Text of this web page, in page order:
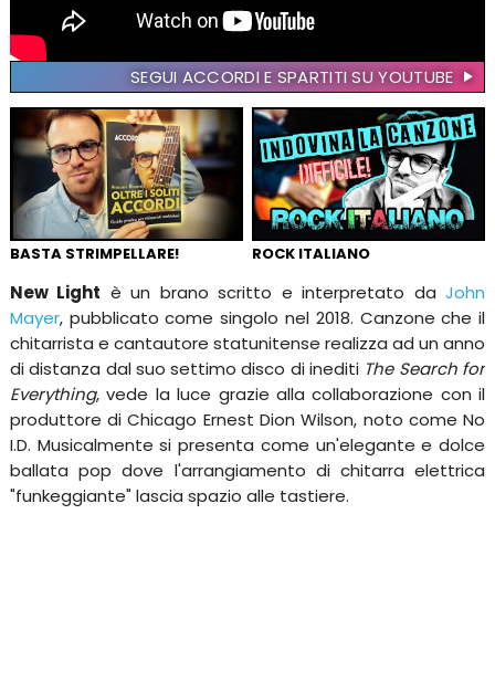
SEGUI ACCORDI E SPARTITI SU YOUTUBE
BASTA STRIMPELLARE! ROCK ITALIANO
New Light è un brano scritto e interpretato daJohn
Mayer, pubblicato come singolo nel 2018. Canzone che il
chitarrista e cantautore statunitense realizza ad un anno
di distanza dal suo settimo disco di inediti The Search for
Everything, vede la luce grazie alla collaborazione con il
produttore di Chicago Ernest Dion Wilson, noto come No
I.D. Musicalmente si presenta come un'elegante e dolce
ballata pop dove l'arrangiamento di chitarra elettrica
"funkeggiante" lascia spazio alle tastiere.